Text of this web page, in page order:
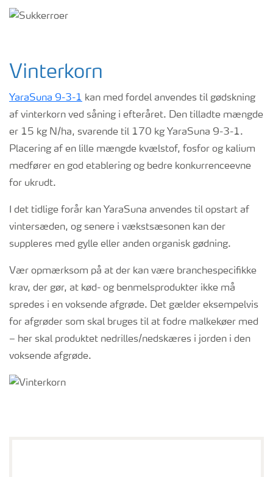
Vinterkorn
YaraSuna 9-3-1 kan med fordel anvendes til gødskning
af vinterkorn ved såning i efteråret. Den tilladte mængde
er 15 kg N/ha, svarende til 170 kg YaraSuna 9-3-1.
Placering af en lille mængde kvælstof, fosfor og kalium
medfører en god etablering og bedre konkurrenceevne
for ukrudt.
I det tidlige forår kan YaraSuna anvendes til opstart af
vintersæden, og senere i vækstsæsonen kan der
suppleres med gylle eller anden organisk gødning.
Vær opmærksom på at der kan være branchespecifikke
krav, der gør, at kød- og benmelsprodukter ikke må
spredes i en voksende afgrøde. Det gælder eksempelvis
for afgrøder som skal bruges til at fodre malkekøer med
– her skal produktet nedrilles/nedskæres i jorden i den
voksende afgrøde.